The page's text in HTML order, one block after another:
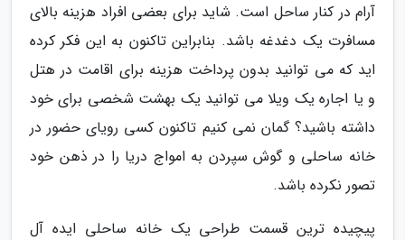
آرام در کنار ساحل است. شاید برای بعضی افراد هزینه بالای
مسافرت یک دغدغه باشد. بنابراین تاکنون به این فکر کرده
اید که می توانید بدون پرداخت هزینه برای اقامت در هتل
و یا اجاره یک ویلا می توانید یک بهشت شخصی برای خود
داشته باشید؟ گمان نمی کنیم تاکنون کسی رویای حضور در
خانه ساحلی و گوش سپردن به امواج دریا را در ذهن خود
تصور نکرده باشد.
پیچیده ترین قسمت طراحی یک خانه ساحلی ایده آل